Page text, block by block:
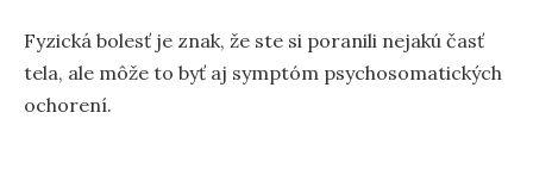
Fyzická bolesť je znak, že ste si poranili nejakú časť
tela, ale môže to byť aj symptóm psychosomatických
ochorení.